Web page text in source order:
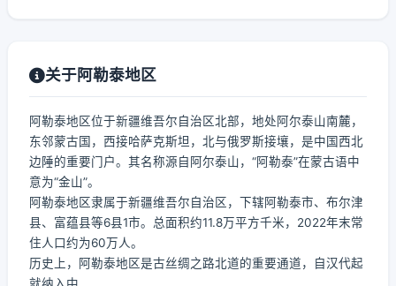
关于阿勒泰地区
阿勒泰地区位于新疆维吾尔自治区北部，地处阿尔泰山南麓，
东邻蒙古国，西接哈萨克斯坦，北与俄罗斯接壤，是中国西北
边陲的重要门户。其名称源自阿尔泰山，“阿勒泰”在蒙古语中
意为“金山”。
阿勒泰地区隶属于新疆维吾尔自治区，下辖阿勒泰市、布尔津
县、富蕴县等6县1市。总面积约11.8万平方千米，2022年末常
住人口约为60万人。
历史上，阿勒泰地区是古丝绸之路北道的重要通道，自汉代起